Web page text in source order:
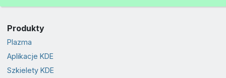
Produkty
Plazma
Aplikacje KDE
Szkielety KDE